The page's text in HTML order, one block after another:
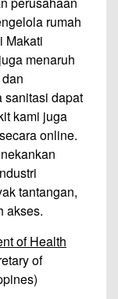
rumah
Makati
menaruh
sanitasi dapat
kami juga
online.
tantangan,
akses.
of Health
of